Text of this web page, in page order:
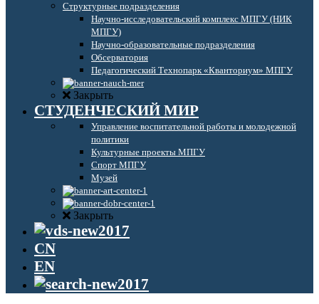
Структурные подразделения
Научно-исследовательский комплекс МПГУ (НИК
МПГУ)
Научно-образовательные подразделения
Обсерватория
Педагогический Технопарк «Кванториум» МПГУ
Закрыть
СТУДЕНЧЕСКИЙ МИР
Управление воспитательной работы и молодежной
политики
Культурные проекты МПГУ
Спорт МПГУ
Музей
Закрыть
CN
EN